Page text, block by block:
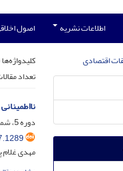
اطلاعات نشریه اصول
تعداد
دوره 5، شماره 1، فروردین 1405، صفحه
مهدی غلام